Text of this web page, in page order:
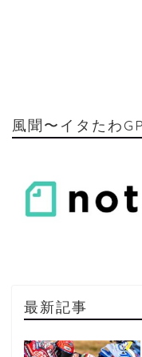
風聞〜イタたわGP
最新記事